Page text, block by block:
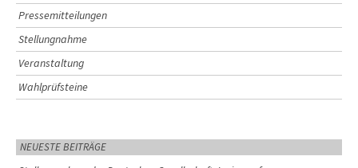
Pressemitteilungen
Stellungnahme
Veranstaltung
Wahlprüfsteine
NEUESTE BEITRÄGE